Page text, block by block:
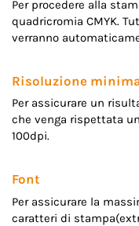
Per procedere alla
quadricromia CMYK.
verranno
Risoluzione
Per assicurare un
che venga rispettata
100dpi.
Font
Per assicurare la
caratteri di